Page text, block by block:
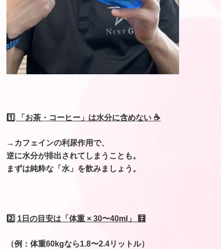
1️⃣ 「お茶・コーヒー」は水分に含めない ☕️
→カフェインの利尿作用で、
逆に水分が排出されてしまうことも。
まずは純粋な「水」を飲みましょう。
2️⃣ 1日の目安は「体重 × 30〜40ml」 🧮
（例：体重60kgなら1.8〜2.4リットル）